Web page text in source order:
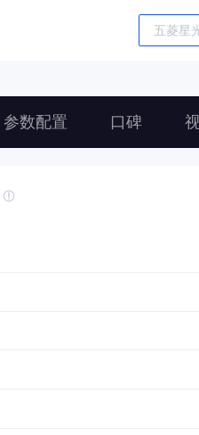
参数配置 口碑